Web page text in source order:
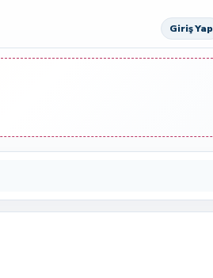
Giriş Yap